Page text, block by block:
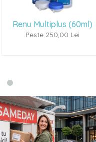
Renu Multiplus (60ml)
Peste 250,00 Lei